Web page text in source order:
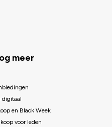
meer
digitaal
en Black Week
voor leden